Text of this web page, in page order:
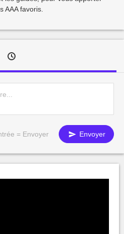
AAA favoris.
= Envoyer Envoyer